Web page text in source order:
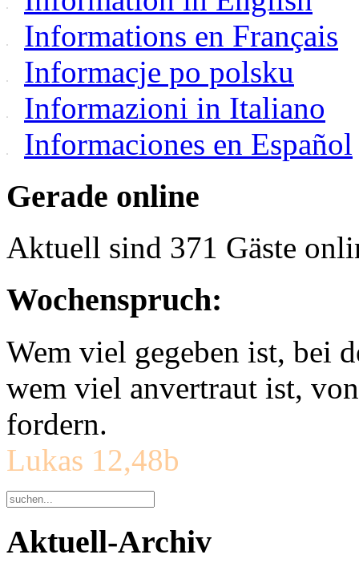
Informations en Français
Informacje po polsku
Informazioni in Italiano
Informaciones en Español
Gerade online
Aktuell sind 371 Gäste
Wochenspruch:
Wem viel gegeben ist, bei
wem viel anvertraut ist,
fordern.
Lukas 12,48b
Aktuell-Archiv